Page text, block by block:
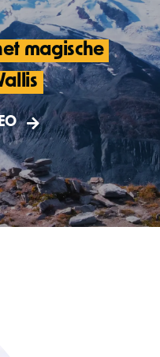
magische
noorden
paradijs voor